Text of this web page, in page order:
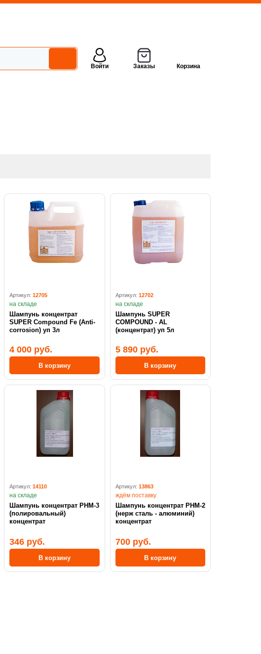
Войти Заказы Корзина
Артикул:12705
на складе
Шампунь концентрат
SUPER Compound Fe (Anti-
corrosion) уп 3л
4 000 руб.
В корзину
Артикул: 12702
на складе
Шампунь SUPER
COMPOUND - AL
(концентрат) уп 5л
5 890 руб.
В корзину
Артикул:14110
на складе
Шампунь концентрат PHM-3
(полировальный)
концентрат
346 руб.
В корзину
Артикул: 13863
ждём поставку
Шампунь концентрат PHM-2
(нерж сталь - алюминий)
концентрат
700 руб.
В корзину